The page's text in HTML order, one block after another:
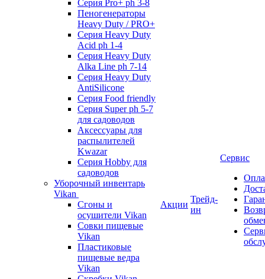
Серия Pro+ ph 3-8
Пеногенераторы
Heavy Duty / PRO+
Серия Heavy Duty
Acid ph 1-4
Серия Heavy Duty
Alka Line ph 7-14
Серия Heavy Duty
AntiSilicone
Серия Food friendly
Серия Super ph 5-7
для садоводов
Аксессуары для
распылителей
Kwazar
Серия Hobby для
садоводов
Уборочный инвентарь
Vikan
Сгоны и
осушители Vikan
Совки пищевые
Vikan
Пластиковые
пищевые ведра
Vikan
Акции
Трейд-
ин
Сервис